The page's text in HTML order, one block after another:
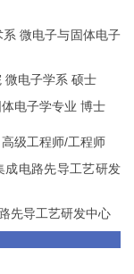
微电子与固体电子
微电子学系 硕士
电子学专业 博士
级工程师/工程师
成电路先导工艺研发
先导工艺研发中心